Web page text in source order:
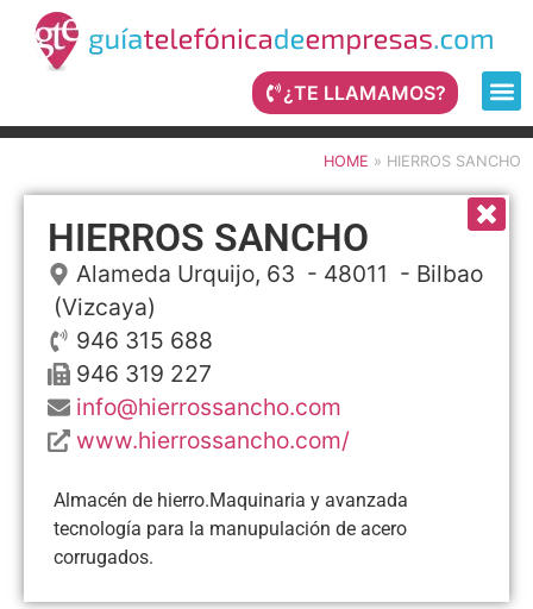
¿TE LLAMAMOS?
HOME » HIERROS SANCHO
HIERROS SANCHO
Alameda Urquijo, 63 - 48011 - Bilbao
(Vizcaya)
946 315 688
946 319 227
info@hierrossancho.com
www.hierrossancho.com/
Almacén de hierro.Maquinaria y avanzada
tecnología para la manupulación de acero
corrugados.